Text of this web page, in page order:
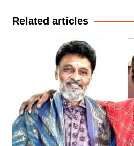
Related articles